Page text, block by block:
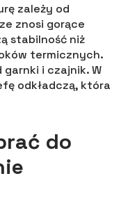
zależy od
znosi gorące
stabilność niż
termicznych.
i czajnik. W
odkładczą, która
do